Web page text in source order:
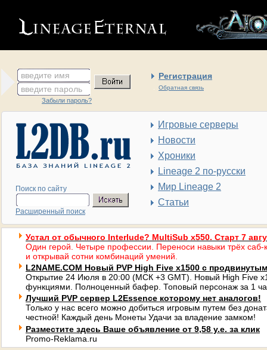
введите имя Регистрация
Обратная связь
введите пароль
Забыли пароль?
Поиск по сайту
Расширенный поиск
Игровые серверы
Новости
Хроники
Lineage 2 по-русски
Мир Lineage 2
Статьи
Устал от обычного Interlude? MultiSub x550. Старт 7
Один герой. Четыре профессии. Переноси навыки трёх саб-
и открывай сотни комбинаций умений.
L2NAME.COM Новый PVP High Five x1500 с
Открытие 24 Июля в 20:00 (МСК +3 GMT). Новый High Five
функциями. Полноценный бафер. Топовый персонаж за 1
Лучший PVP сервер L2Essence которому нет аналогов!
Только у нас всего можно добиться игровым путем без
честной! Каждый день Монеты Удачи за владение замком!
Разместите здесь Ваше объявление от 9,58 у.е. за клик
Promo-Reklama.ru